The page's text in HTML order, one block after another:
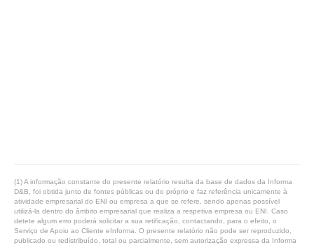
(1) A informação constante do presente relatório resulta da base de dados da Informa
D&B, foi obtida junto de fontes públicas ou do próprio e faz referência unicamente à
atividade empresarial do ENI ou empresa a que se refere, sendo apenas possível
utilizá-la dentro do âmbito empresarial que realiza a respetiva empresa ou ENI. Caso
detete algum erro poderá solicitar a sua retificação, contactando, para o efeito, o
Serviço de Apoio ao Cliente eInforma. O presente relatório não pode ser reproduzido,
publicado ou redistribuído, total ou parcialmente, sem autorização expressa da Informa